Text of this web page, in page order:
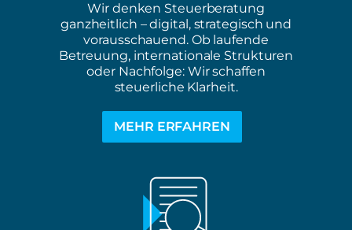
Wir denken Steuerberatung
ganzheitlich – digital, strategisch und
vorausschauend. Ob laufende
Betreuung, internationale Strukturen
oder Nachfolge: Wir schaffen
steuerliche Klarheit.
MEHR ERFAHREN